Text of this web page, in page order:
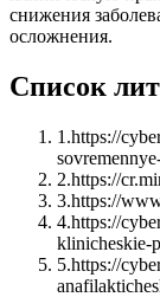
снижения
осложнения.
Список
1 .https://
2.https://
3.https://
4.https://
klinicheskie-
5.https://